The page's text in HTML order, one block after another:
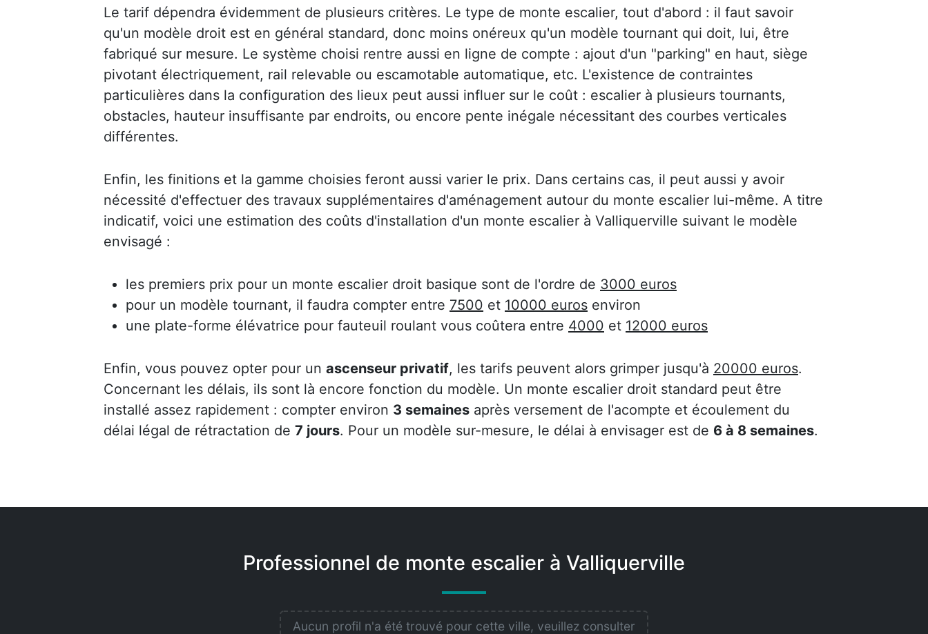
Le tarif dépendra évidemment de plusieurs critères. Le type de monte escalier, tout d'abord : il faut savoir
qu'un modèle droit est en général standard, donc moins onéreux qu'un modèle tournant qui doit, lui, être
fabriqué sur mesure. Le système choisi rentre aussi en ligne de compte : ajout d'un "parking" en haut, siège
pivotant électriquement, rail relevable ou escamotable automatique, etc. L'existence de contraintes
particulières dans la configuration des lieux peut aussi influer sur le coût : escalier à plusieurs tournants,
obstacles, hauteur insuffisante par endroits, ou encore pente inégale nécessitant des courbes verticales
différentes.
Enfin, les finitions et la gamme choisies feront aussi varier le prix. Dans certains cas, il peut aussi y avoir
nécessité d'effectuer des travaux supplémentaires d'aménagement autour du monte escalier lui-même. A titre
indicatif, voici une estimation des coûts d'installation d'un monte escalier à Valliquerville suivant le modèle
envisagé :
les premiers prix pour un monte escalier droit basique sont de l'ordre de 3000 euros
pour un modèle tournant, il faudra compter entre 7500 et 10000 euros environ
une plate-forme élévatrice pour fauteuil roulant vous coûtera entre 4000 et 12000 euros
Enfin, vous pouvez opter pour un ascenseur privatif, les tarifs peuvent alors grimper jusqu'à 20000 euros.
Concernant les délais, ils sont là encore fonction du modèle. Un monte escalier droit standard peut être
installé assez rapidement : compter environ 3 semaines après versement de l'acompte et écoulement du
délai légal de rétractation de 7 jours. Pour un modèle sur-mesure, le délai à envisager est de 6 à 8 semaines.
Professionnel de monte escalier à Valliquerville
Aucun profil n'a été trouvé pour cette ville, veuillez consulter